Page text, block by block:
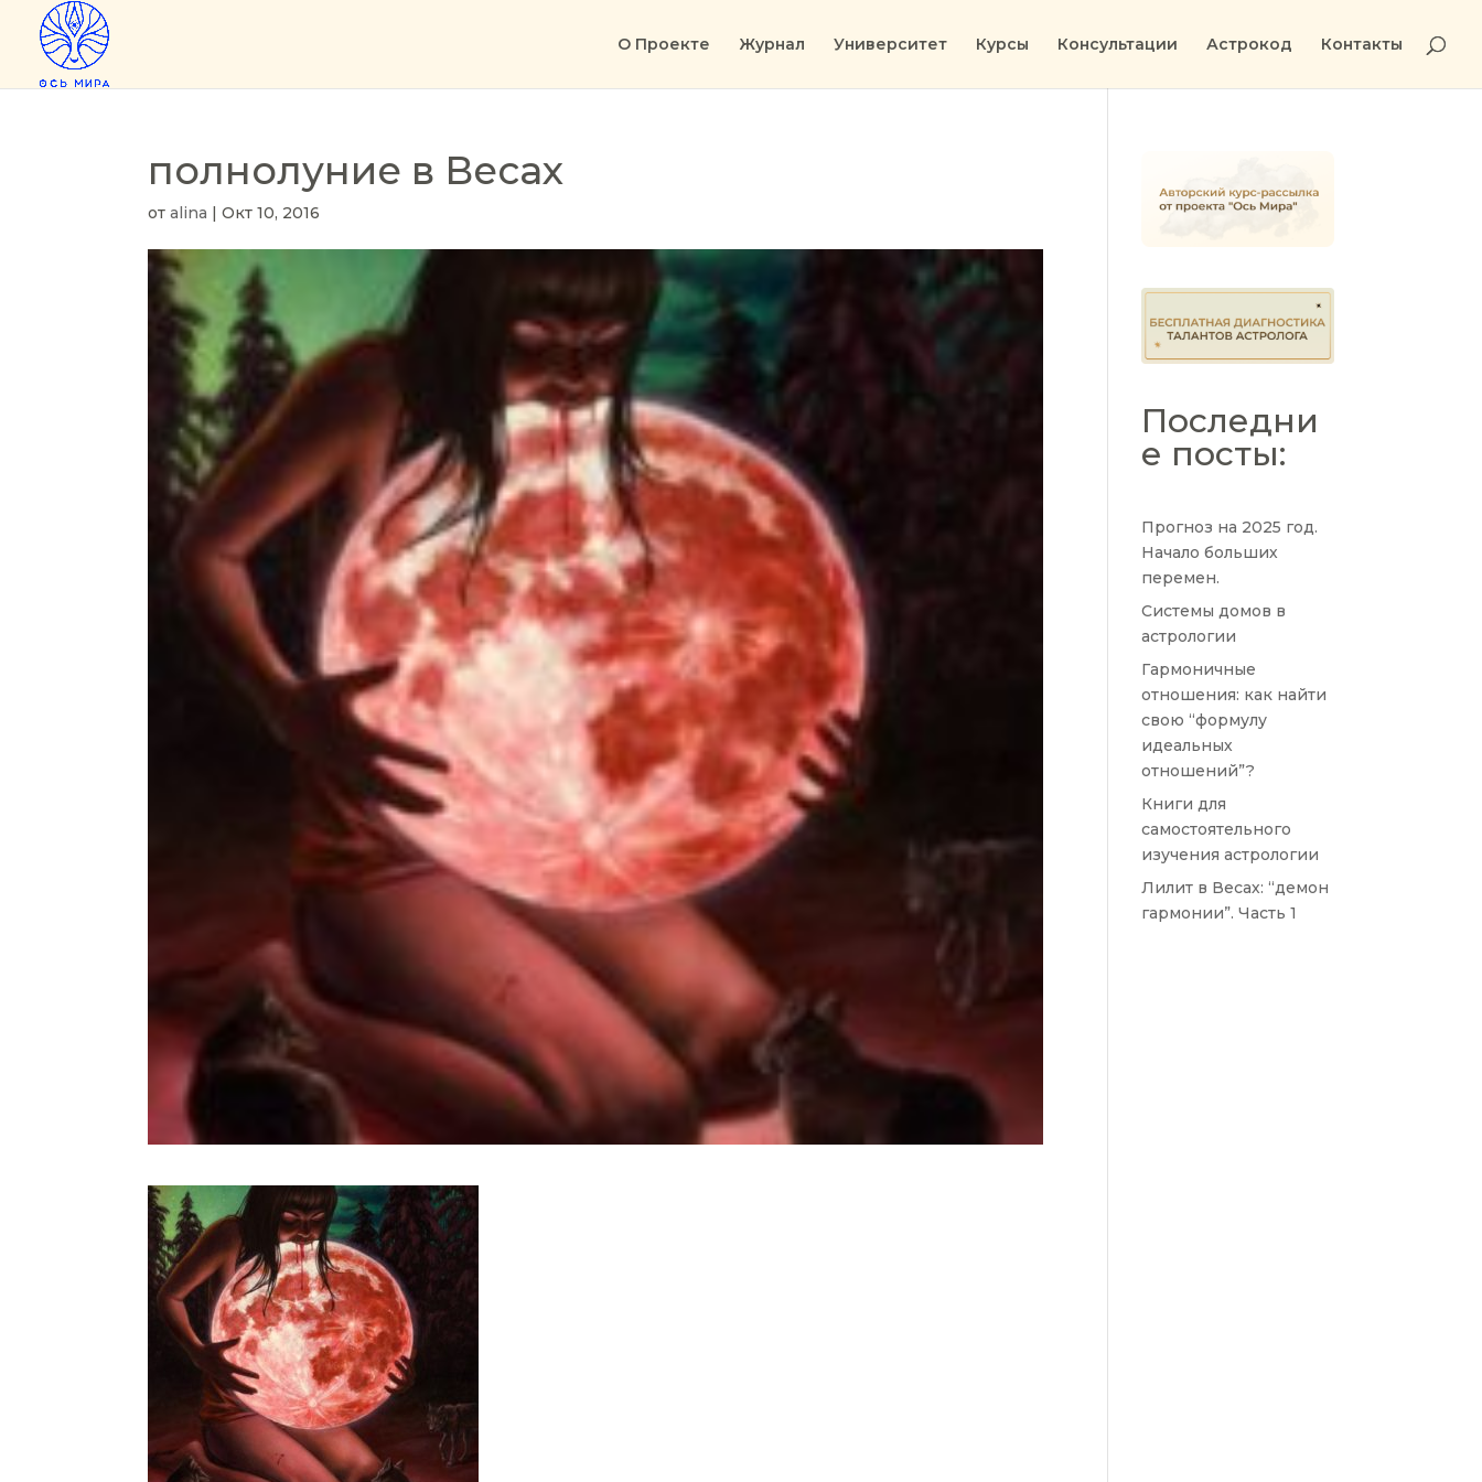
О Проекте Журнал Университет Курсы Консультации Астрокод Контакты
полнолуние в Весах
отalina |Окт 10, 2016
Последни
е посты:
Прогноз на 2025 год.
Начало больших
перемен.
Системы домов в
астрологии
Гармоничные
отношения: как найти
свою “формулу
идеальных
отношений”?
Книги для
самостоятельного
изучения астрологии
Лилит в Весах: “демон
гармонии”. Часть 1